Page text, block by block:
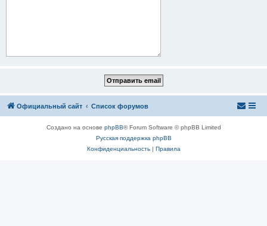
Официальный сайт Список форумов
Создано на основе phpBB® Forum Software © phpBB Limited
Русская поддержка phpBB
Конфиденциальность| Правила